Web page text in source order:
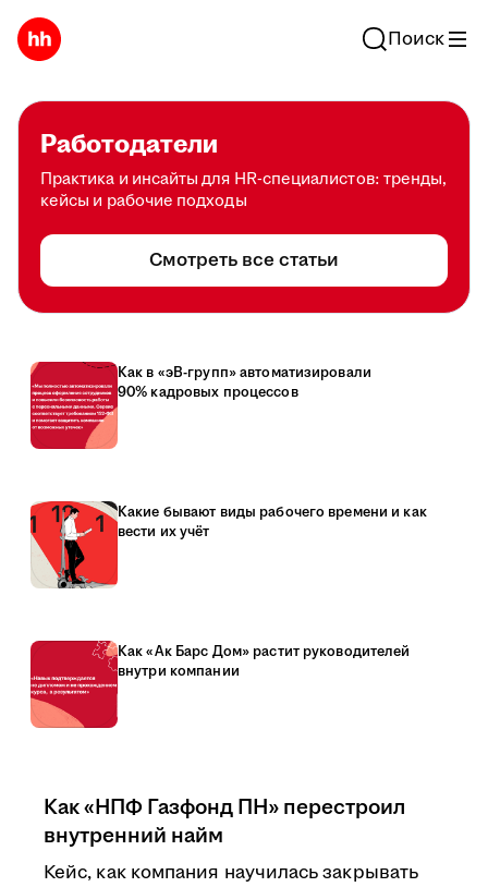
Поиск
Работодатели
Практика и инсайты для HR-специалистов: тренды,
кейсы и рабочие подходы
Смотреть все статьи
Как в «эВ-групп» автоматизировали
90% кадровых процессов
Какие бывают виды рабочего времени и как
вести их учёт
Как «Ак Барс Дом» растит руководителей
внутри компании
Как «НПФ Газфонд ПН» перестроил
внутренний найм
Кейс, как компания научилась закрывать